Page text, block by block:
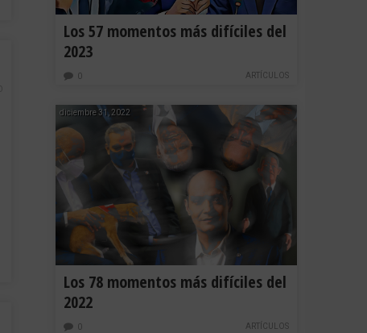
Los 57 momentos más difíciles del
2023
ARTÍCULOS
0
diciembre 31, 2022
Los 78 momentos más difíciles del
2022
ARTÍCULOS
0